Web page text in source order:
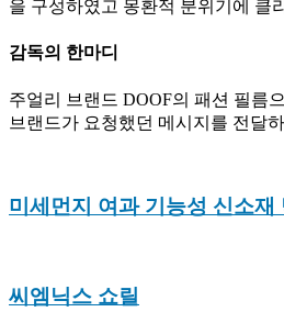
을 구성하였고 몽환적 분위기에 클
감독의 한마디
주얼리 브랜드 DOOF의 패션 필름
브랜드가 요청했던 메시지를 전달
미세먼지 여과 기능성 신소
씨엠닉스 쇼릴